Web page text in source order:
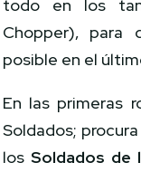
todo en los
Chopper), para
posible en el
En las primeras
Soldados;
losSoldados de